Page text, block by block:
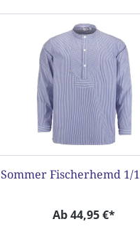
Sommer Fischerhemd 1/
Ab 44,95 €*